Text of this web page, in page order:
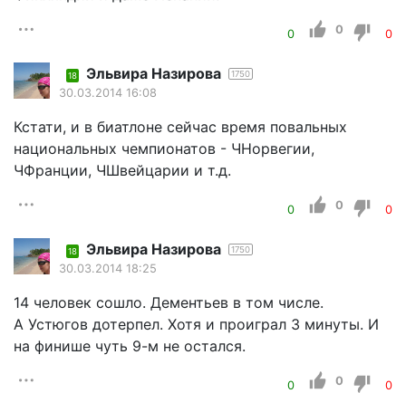
0 0 0
18 Эльвира Назирова 1750
30.03.2014 16:08
Кстати, и в биатлоне сейчас время повальных
национальных чемпионатов - ЧНорвегии,
ЧФранции, ЧШвейцарии и т.д.
0 0 0
18 Эльвира Назирова 1750
30.03.2014 18:25
14 человек сошло. Дементьев в том числе.
А Устюгов дотерпел. Хотя и проиграл 3 минуты. И
на финише чуть 9-м не остался.
0 0 0